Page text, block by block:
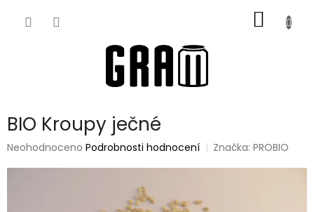
KOŠÍK
BIO Kroupy ječné
Průměrné
Neohodnoceno Podrobnosti hodnocení Značka:PROBIO